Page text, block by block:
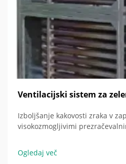
Ventilacijski sistem za
Izboljšanje kakovosti zraka v
visokozmogljivimi
zdravje Slaba kakovost zraka v
resnično vpliva na ljudi,
Ogledaj več